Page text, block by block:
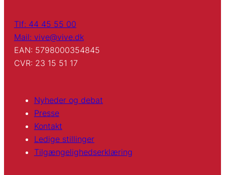
Tlf: 44 45 55 00
Mail: vive@vive.dk
EAN: 5798000354845
CVR: 23 15 51 17
Nyheder og debat
Presse
Kontakt
Ledige stillinger
Tilgængelighedserklæring